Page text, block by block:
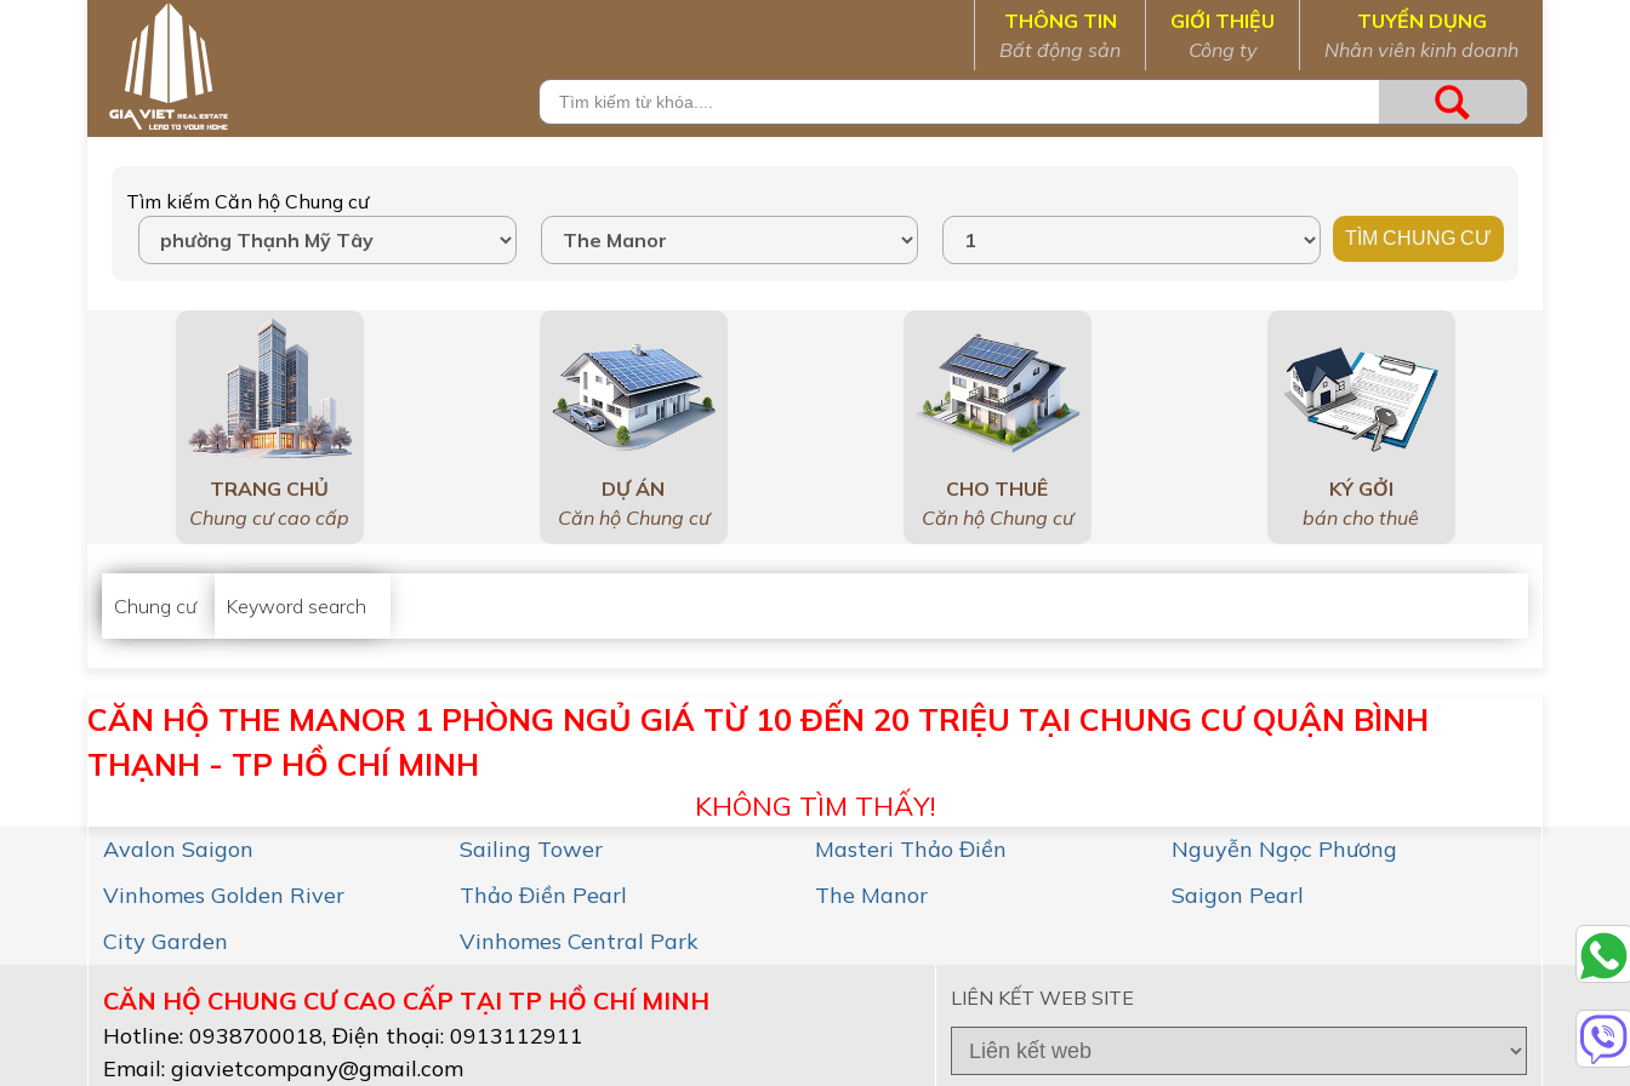
THÔNG TIN
Bất động sản
GIỚI THIỆU
Công ty
TUYỂN DỤNG
Nhân viên kinh doanh
Tìm kiếm Căn hộ Chung cư
TRANG CHỦ
Chung cư cao cấp
DỰ ÁN
Căn hộ Chung cư
CHO THUÊ
Căn hộ Chung cư
KÝ GỞI
bán cho thuê
Chung cư Keyword search
CĂN HỘ THE MANOR 1 PHÒNG NGỦ GIÁ TỪ 10 ĐẾN 20 TRIỆU TẠI CHUNG CƯ QUẬN BÌNH
THẠNH - TP HỒ CHÍ MINH
KHÔNG TÌM THẤY!
Avalon Saigon Sailing Tower Masteri Thảo Điền
Nguyễn Ngọc Phương
Vinhomes Golden River
Thảo Điền Pearl The Manor
Saigon Pearl
City Garden
Vinhomes Central Park
CĂN HỘ CHUNG CƯ CAO CẤP TẠI TP HỒ CHÍ MINH
Hotline: 0938700018, Điện thoại: 0913112911
Email: giavietcompany@gmail.com
LIÊN KẾT WEB SITE